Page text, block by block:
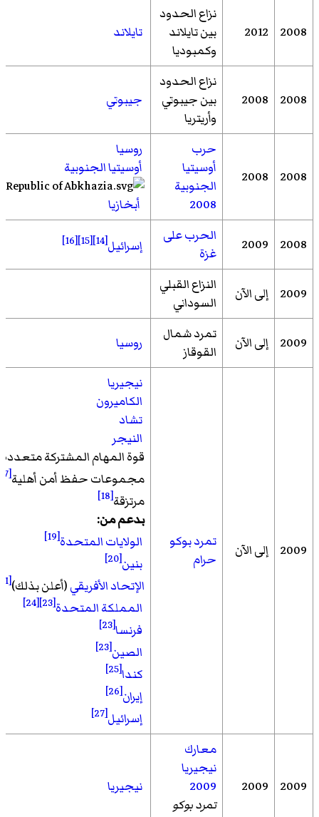
2008
2012
نزاع الحدود
بين تايلاند
وكمبوديا
تايلاند
2008
2008
نزاع الحدود
بين جيبوتي
وأريتريا
جيبوتي
2008
2008
حرب
أوسيتيا
الجنوبية
2008
روسيا
أوسيتيا الجنوبية
أبخازيا
2008
2009
الحرب على
غزة
إسرائيل[14]
[15]
[16]
2009 إلى الآن
النزاع القبلي
السوداني
2009 إلى الآن
تمرد شمال
القوقاز
روسيا
2009 إلى الآن
تمرد بوكو
حرام
نيجيريا
الكاميرون
تشاد
النيجر
قوة المهام المشتركة
مجموعات حفظ أمن أهلية[17]
مرتزقة[18]
بدعم من:
الولايات المتحدة[19]
بنين[20]
الإتحاد الأفريقي(أعلن بذلك)[21]
المملكة المتحدة[23]
[24]
فرنسا[23]
الصين[23]
كندا[25]
إيران[26]
إسرائيل[27]
2009
2009
معارك
نيجيريا
2009
تمرد بوكو
نيجيريا